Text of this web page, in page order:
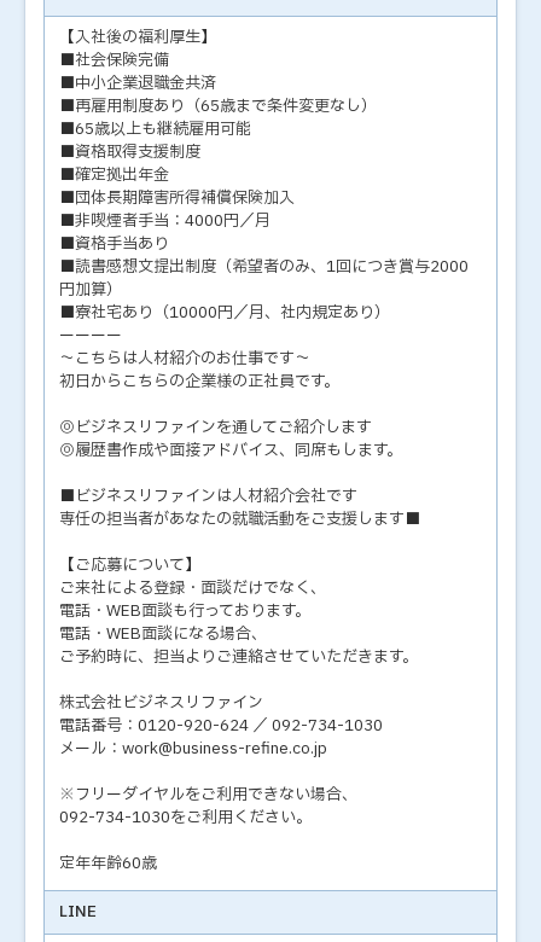
【入社後の福利厚生】
■社会保険完備
■中小企業退職金共済
■再雇用制度あり（65歳まで条件変更なし）
■65歳以上も継続雇用可能
■資格取得支援制度
■確定拠出年金
■団体長期障害所得補償保険加入
■非喫煙者手当：4000円／月
■資格手当あり
■読書感想文提出制度（希望者のみ、1回につき賞与2000
円加算）
■寮社宅あり（10000円／月、社内規定あり）
ーーーー
～こちらは人材紹介のお仕事です～
初日からこちらの企業様の正社員です。
◎ビジネスリファインを通してご紹介します
◎履歴書作成や面接アドバイス、同席もします。
■ビジネスリファインは人材紹介会社です
専任の担当者があなたの就職活動をご支援します■
【ご応募について】
ご来社による登録・面談だけでなく、
電話・WEB面談も行っております。
電話・WEB面談になる場合、
ご予約時に、担当よりご連絡させていただきます。
株式会社ビジネスリファイン
電話番号：0120-920-624 ／ 092-734-1030
メール：work@business-refine.co.jp
※フリーダイヤルをご利用できない場合、
092-734-1030をご利用ください。
定年年齢60歳
LINE